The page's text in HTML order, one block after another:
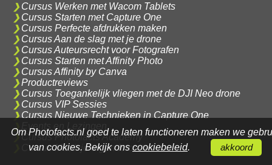
Cursus Werken met Wacom Tablets
Cursus Starten met Capture One
Cursus Perfecte afdrukken maken
Cursus Aan de slag met je drone
Cursus Auteursrecht voor Fotografen
Cursus Starten met Affinity Photo
Cursus Affinity by Canva
Productreviews
Cursus Toegankelijk vliegen met de DJI Neo drone
Cursus VIP Sessies
Cursus Nieuwe Technieken in Capture One
Events en Lezingen
Cursus Photofacts Academy
Cursus Maak je eigen fotosite
Om Photofacts.nl goed te laten functioneren maken we
van cookies. Bekijk ons cookiebeleid. akkoord